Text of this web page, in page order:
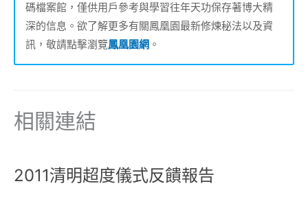
碼檔案館，僅供用戶參考與學習往年天功保存著博大精
深的信息。欲了解更多有關鳳凰園最新修煉秘法以及資
訊，敬請點擊瀏覽鳳凰園網 。
相關連結
2011清明超度儀式反饋報告